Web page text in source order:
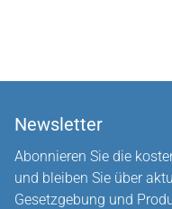
Newsletter
Abonnieren Sie die
und bleiben Sie über
Gesetzgebung und